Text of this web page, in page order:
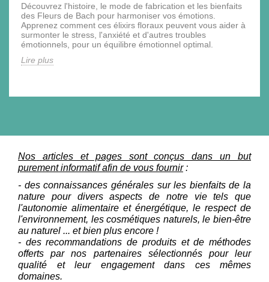
Découvrez l'histoire, le mode de fabrication et les bienfaits
des Fleurs de Bach pour harmoniser vos émotions.
Apprenez comment ces élixirs floraux peuvent vous aider à
surmonter le stress, l'anxiété et d'autres troubles
émotionnels, pour un équilibre émotionnel optimal.
Lire plus
Nos articles et pages sont conçus dans un but
purement informatif afin de vous fournir:
- des connaissances générales sur les bienfaits de la
nature pour divers aspects de notre vie tels que
l'autonomie alimentaire et énergétique, le respect de
l'environnement, les cosmétiques naturels, le bien-être
au naturel ... et bien plus encore !
- des recommandations de produits et de méthodes
offerts par nos partenaires sélectionnés pour leur
qualité et leur engagement dans ces mêmes
domaines.